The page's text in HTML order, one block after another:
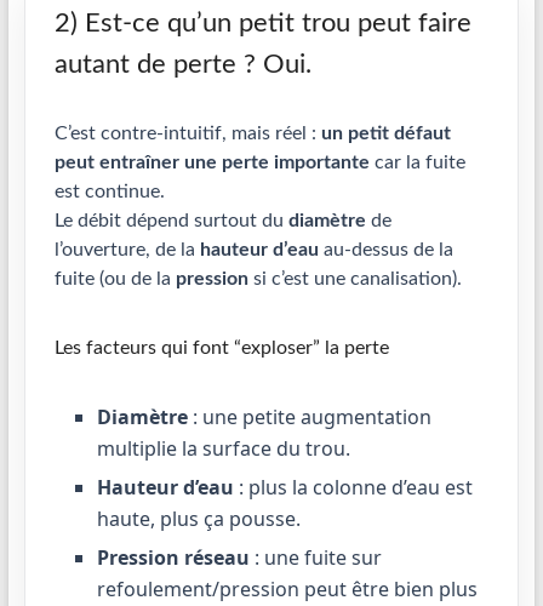
2) Est-ce qu’un petit trou peut faire
autant de perte ? Oui.
C’est contre-intuitif, mais réel : un petit défaut
peut entraîner une perte importante car la fuite
est continue.
Le débit dépend surtout du diamètre de
l’ouverture, de la hauteur d’eau au-dessus de la
fuite (ou de la pressionsi c’est une canalisation).
Les facteurs qui font “exploser” la perte
Diamètre: une petite augmentation
multiplie la surface du trou.
Hauteur d’eau : plus la colonne d’eau est
haute, plus ça pousse.
Pression réseau : une fuite sur
refoulement/pression peut être bien plus